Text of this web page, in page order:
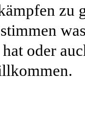
zu
oder